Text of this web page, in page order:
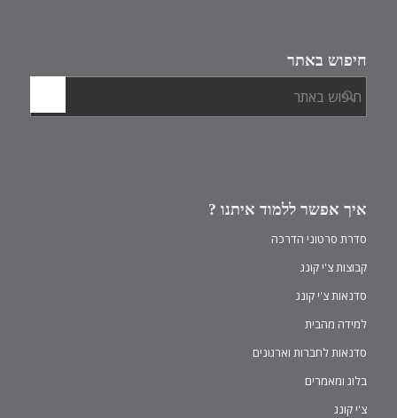
חיפוש באתר
איך אפשר ללמוד איתנו ?
סדרת סרטוני הדרכה
קבוצות צ'י קונג
סדנאות צ'י קונג
למידה מהבית
סדנאות לחברות וארגונים
בלוג ומאמרים
צ'י קונג